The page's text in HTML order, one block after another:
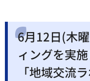
6月12日(木
ィングを実
「地域交流